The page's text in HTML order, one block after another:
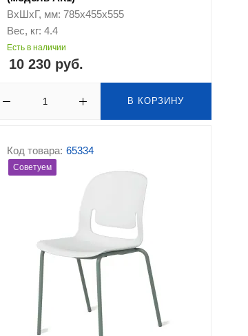
ВхШхГ, мм: 785х455х555
Вес, кг: 4.4
Есть в наличии
10 230 руб.
В КОРЗИНУ
Код товара: 65334
Советуем